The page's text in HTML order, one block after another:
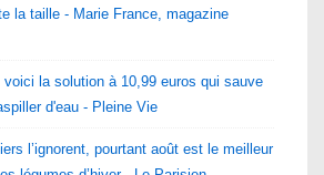
la taille - Marie France, magazine
voici la solution à 10,99 euros qui sauve
d'eau - Pleine Vie
l’ignorent, pourtant août est le meilleur